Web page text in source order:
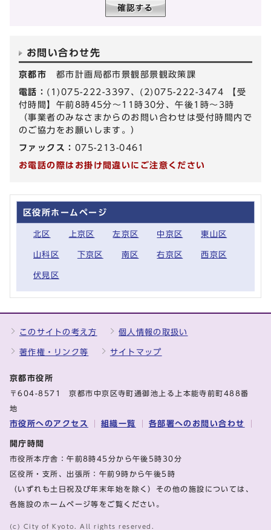
お問い合わせ先
京都市 都市計画局都市景観部景観政策課
電話： (1)075-222-3397、(2)075-222-3474 【受
付時間】午前8時45分～11時30分、午後1時～3時
（事業者のみなさまからのお問い合わせは受付時間内で
のご協力をお願いします。）
ファックス： 075-213-0461
お電話の際はお掛け間違いにご注意ください
区役所ホームページ
北区 上京区 左京区 中京区 東山区
山科区 下京区 南区 右京区 西京区
伏見区
このサイトの考え方 個人情報の取扱い
著作権・リンク等 サイトマップ
京都市役所
〒604-8571 京都市中京区寺町通御池上る上本能寺前町488番
地
市役所へのアクセス 組織一覧 各部署へのお問い合わせ
開庁時間
市役所本庁舎：午前8時45分から午後5時30分
区役所・支所、出張所：午前9時から午後5時
（いずれも土日祝及び年末年始を除く）その他の施設については、
各施設のホームページ等をご覧ください。
(c) City of Kyoto. All rights reserved.